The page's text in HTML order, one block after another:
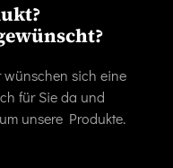
wünschen sich eine
für Sie da und
unsere Produkte.